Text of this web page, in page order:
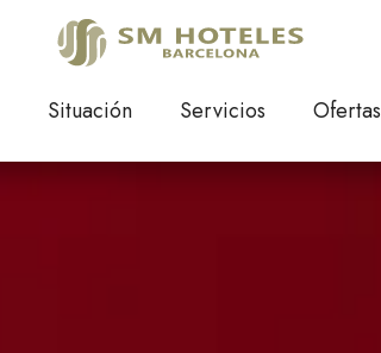
Situación Servicios Ofertas